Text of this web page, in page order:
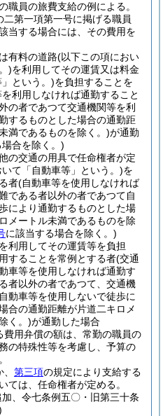
職員の旅費支給の例による。
第一項第一号に掲げる職員
当する場合には、その費用を
有料の道路(以下この項におい
)を利用してその運賃又は料金
という。)を負担することを
利用しなければ通勤すること
の者であつて交通機関等を利
するものとした場合の通勤距
満であるものを除く。)が通勤
合を除く。)
の交通の用具で任命権者が定
て「自動車等」という。)を
者(自動車等を使用しなければ
である者以外の者であつて自
により通勤するものとした場
メートル未満であるものを除
に該当する場合を除く。)
利用してその運賃等を負担
することを常例とする者(交通
車等を使用しなければ通勤す
者以外の者であつて、交通機
動車等を使用しないで徒歩に
合の通勤距離が片道二キロメ
く。)が通勤した場合
費用弁償の額は、常勤の職員の
の特殊性等を考慮し、予算の
第三項の規定により支給する
ては、任命権者が定める。
、令七条例五〇・旧第三十条